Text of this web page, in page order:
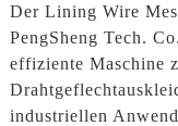
Der Lining Wire
PengSheng Tech.
effiziente Maschine
industriellen